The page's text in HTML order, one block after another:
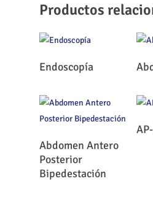
Productos
Leer Más
Endoscopía
Leer Más
Abdomen Antero
Posterior
Bipedestación